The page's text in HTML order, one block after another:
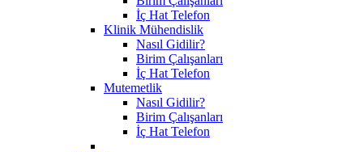
İç Hat Telefon
Klinik Mühendislik
Nasıl Gidilir?
Birim Çalışanları
İç Hat Telefon
Mutemetlik
Nasıl Gidilir?
Birim Çalışanları
İç Hat Telefon